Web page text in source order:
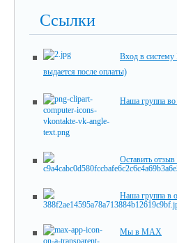
Ссылки
Вход в систему
выдается после оплаты)
Наша группа во
Оставить отзыв
Наша группа в
Мы в MAX